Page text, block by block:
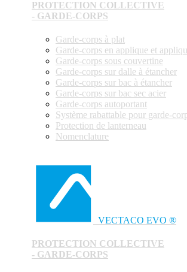
PROTECTION COLLECTIVE
- GARDE-CORPS
Garde-corps à plat
Garde-corps en applique et
Garde-corps sous couvertine
Garde-corps sur dalle à étancher
Garde-corps sur bac à étancher
Garde-corps sur bac sec acier
Garde-corps autoportant
Système rabattable pour garde-
Protection de lanterneau
Nomenclature
VECTACO EVO ®
PROTECTION COLLECTIVE
- GARDE-CORPS